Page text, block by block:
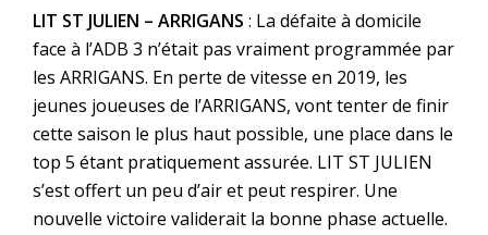
LIT ST JULIEN – ARRIGANS : La défaite à domicile
face à l’ADB 3 n’était pas vraiment programmée par
les ARRIGANS. En perte de vitesse en 2019, les
jeunes joueuses de l’ARRIGANS, vont tenter de finir
cette saison le plus haut possible, une place dans le
top 5 étant pratiquement assurée. LIT ST JULIEN
s’est offert un peu d’air et peut respirer. Une
nouvelle victoire validerait la bonne phase actuelle.